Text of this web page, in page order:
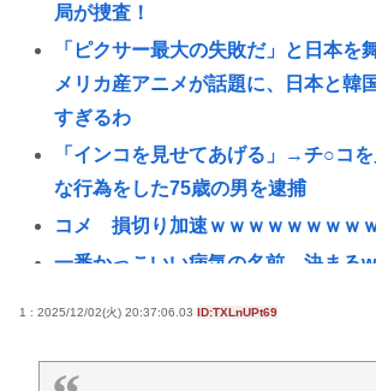
局が捜査！
「ピクサー最大の失敗だ」と日本を
メリカ産アニメが話題に、日本と韓
すぎるわ
「インコを見せてあげる」→チ○コ
な行為をした75歳の男を逮捕
コメ 損切り加速ｗｗｗｗｗｗｗｗ
一番かっこいい病気の名前、決まる
自宅に出入りしお小遣い1億5000万
1 : 2025/12/02(火) 20:37:06.03 ID:TXLnUPt69